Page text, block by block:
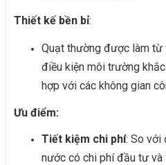
Thiết kế bền bỉ:
Quạt thường được làm
điều kiện môi trường
hợp với các không gian
Ưu điểm:
Tiết kiệm chi phí: So với
nước có chi phí đầu tư và